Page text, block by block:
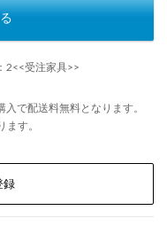
2<<受注家具>>
で配送料無料となります。
す。
録